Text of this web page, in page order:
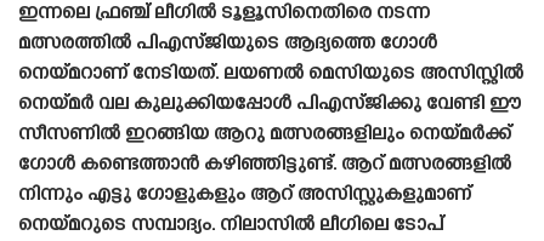
ഇന്നലെ ഫ്രഞ്ച് ലീഗിൽ ടൂളൂസിനെതിരെ നടന്ന
മത്സരത്തിൽ പിഎസ്‌ജിയുടെ ആദ്യത്തെ ഗോൾ
നെയ്‌മറാണ് നേടിയത്. ലയണൽ മെസിയുടെ അസിസ്റ്റിൽ
നെയ്‌മർ വല കുലുക്കിയപ്പോൾ പിഎസ്‌ജിക്കു വേണ്ടി ഈ
സീസണിൽ ഇറങ്ങിയ ആറു മത്സരങ്ങളിലും നെയ്‌മർക്ക്
ഗോൾ കണ്ടെത്താൻ കഴിഞ്ഞിട്ടുണ്ട്. ആറ് മത്സരങ്ങളിൽ
നിന്നും എട്ടു ഗോളുകളും ആറ്‌ അസിസ്റ്റുകളുമാണ്
നെയ്‌മറുടെ സമ്പാദ്യം. നിലാസിൽ ലീഗിലെ ടോപ്